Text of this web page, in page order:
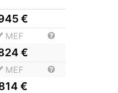
€
MEF
€
MEF
€